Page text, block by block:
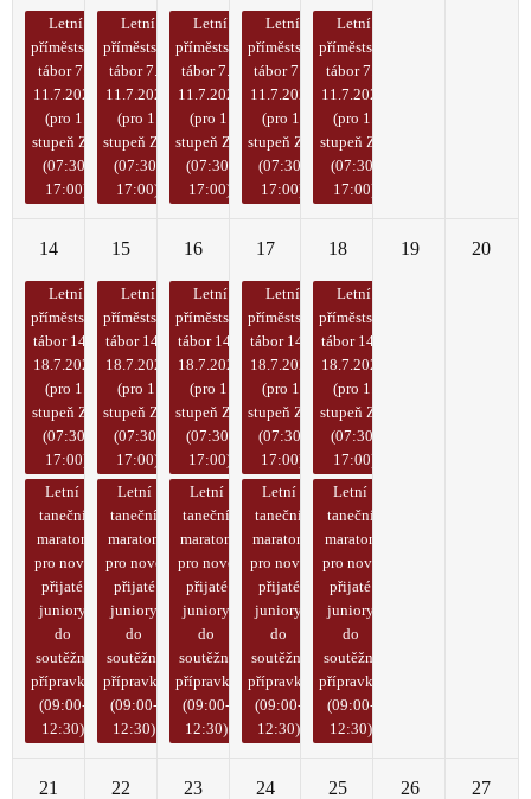
Letní
příměstský
tábor 7. -
11.7.2025
(pro 1.
stupeň ZŠ)
(07:30-
17:00)
Letní
příměstský
tábor 7. -
11.7.2025
(pro 1.
stupeň ZŠ)
(07:30-
17:00)
Letní
příměstský
tábor 7. -
11.7.2025
(pro 1.
stupeň ZŠ)
(07:30-
17:00)
Letní
příměstský
tábor 7. -
11.7.2025
(pro 1.
stupeň ZŠ)
(07:30-
17:00)
Letní
příměstský
tábor 7. -
11.7.2025
(pro 1.
stupeň ZŠ)
(07:30-
17:00)
14
Letní
příměstský
tábor 14. -
18.7.2025
(pro 1.
stupeň ZŠ)
(07:30-
17:00)
Letní
taneční
maraton
pro nově
přijaté
juniory
do
soutěžní
přípravky
(09:00-
12:30)
15
Letní
příměstský
tábor 14. -
18.7.2025
(pro 1.
stupeň ZŠ)
(07:30-
17:00)
Letní
taneční
maraton
pro nově
přijaté
juniory
do
soutěžní
přípravky
(09:00-
12:30)
16
Letní
příměstský
tábor 14. -
18.7.2025
(pro 1.
stupeň ZŠ)
(07:30-
17:00)
Letní
taneční
maraton
pro nově
přijaté
juniory
do
soutěžní
přípravky
(09:00-
12:30)
17
Letní
příměstský
tábor 14. -
18.7.2025
(pro 1.
stupeň ZŠ)
(07:30-
17:00)
Letní
taneční
maraton
pro nově
přijaté
juniory
do
soutěžní
přípravky
(09:00-
12:30)
18
Letní
příměstský
tábor 14. -
18.7.2025
(pro 1.
stupeň ZŠ)
(07:30-
17:00)
Letní
taneční
maraton
pro nově
přijaté
juniory
do
soutěžní
přípravky
(09:00-
12:30)
19 20
21 22 23 24 25 26 27